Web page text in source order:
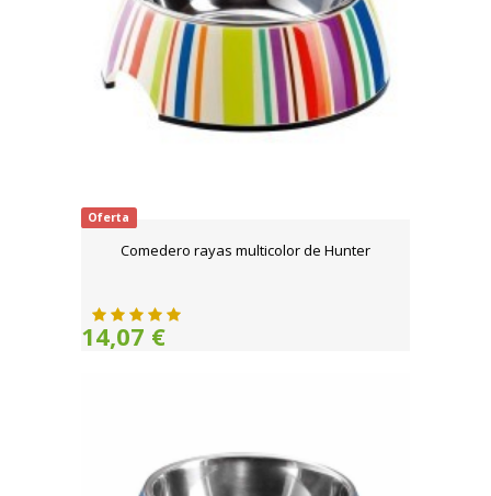
Oferta
Comedero rayas multicolor de Hunter
14,07 €